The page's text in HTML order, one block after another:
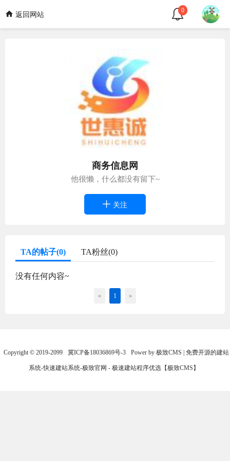
返回网站
0
商务信息网
他很懒，什么都没有留下~
关注
TA的帖子(0) TA粉丝(0)
没有任何内容~
« 1 »
Copyright © 2019-2099 冀ICP备18036869号-3 Power by 极致CMS | 免费开源的建站
系统-快速建站系统-极致官网 - 极速建站程序优选【极致CMS】